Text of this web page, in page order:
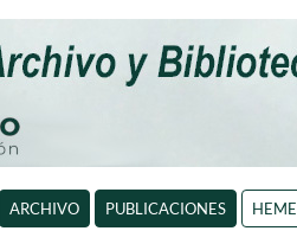
ARCHIVO PUBLICACIONES